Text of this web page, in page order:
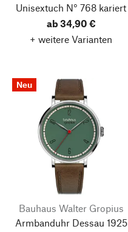
Unisextuch N° 768 kariert
ab 34,90 €
+ weitere Varianten
Neu
Bauhaus Walter Gropius
Armbanduhr Dessau 1925